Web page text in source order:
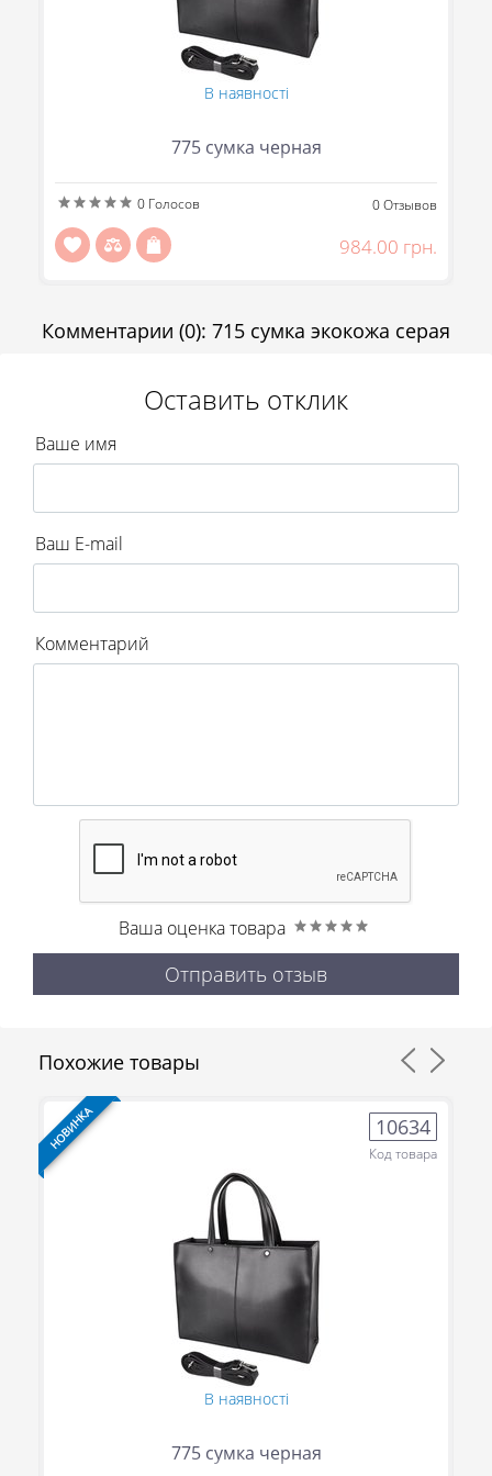
Сообщить
(067) 863-50-24
(093) 107-55-85
Передзвоніть мені
В наявності
775 сумка черная
0 Голосов 0Отзывов
984.00 грн.
Комментарии (0): 715 сумка экокожа серая
Оставить отклик
Ваше имя
Ваш E-mail
Комментарий
Ваша оценка товара
Отправить отзыв
Похожие товары
НОВИНКА 10634
Код товара
В наявності
775 сумка черная